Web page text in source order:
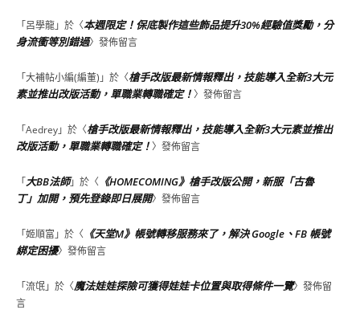
「呂學龍」於〈本週限定！保底製作這些飾品提升30%經驗值獎勵，分
身流衝等別錯過〉發佈留言
「大補帖小編(編董) 」於〈槍手改版最新情報釋出，技能導入全新3大元
素並推出改版活動，單職業轉職確定！〉發佈留言
「Aedrey」於〈槍手改版最新情報釋出，技能導入全新3大元素並推出
改版活動，單職業轉職確定！〉發佈留言
「大BB法師」於〈 《HOMECOMING》槍手改版公開，新服「古魯
丁」加開，預先登錄即日展開〉發佈留言
「姬順富 」於〈 《天堂M》帳號轉移服務來了，解決 Google、FB 帳號
綁定困擾〉發佈留言
「流氓」於〈魔法娃娃探險可獲得娃娃卡位置與取得條件一覽〉發佈留
言